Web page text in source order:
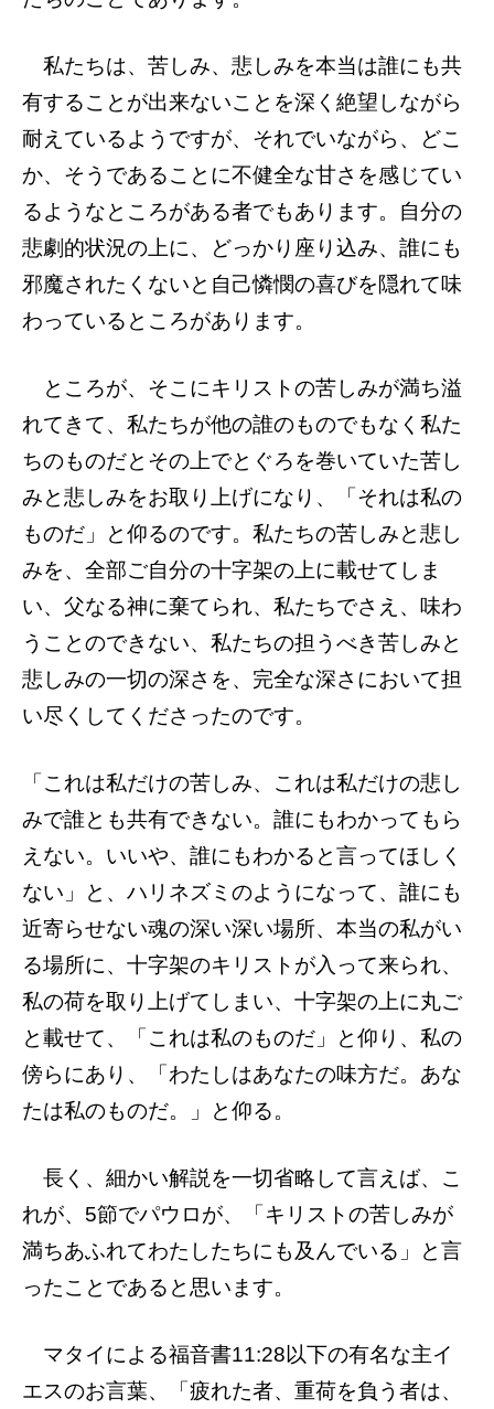
私たちは、苦しみ、悲しみを本当は誰にも共
有することが出来ないことを深く絶望しながら
耐えているようですが、それでいながら、どこ
か、そうであることに不健全な甘さを感じてい
るようなところがある者でもあります。自分の
悲劇的状況の上に、どっかり座り込み、誰にも
邪魔されたくないと自己憐憫の喜びを隠れて味
わっているところがあります。
ところが、そこにキリストの苦しみが満ち溢
れてきて、私たちが他の誰のものでもなく私た
ちのものだとその上でとぐろを巻いていた苦し
みと悲しみをお取り上げになり、「それは私の
ものだ」と仰るのです。私たちの苦しみと悲し
みを、全部ご自分の十字架の上に載せてしま
い、父なる神に棄てられ、私たちでさえ、味わ
うことのできない、私たちの担うべき苦しみと
悲しみの一切の深さを、完全な深さにおいて担
い尽くしてくださったのです。
「これは私だけの苦しみ、これは私だけの悲し
みで誰とも共有できない。誰にもわかってもら
えない。いいや、誰にもわかると言ってほしく
ない」と、ハリネズミのようになって、誰にも
近寄らせない魂の深い深い場所、本当の私がい
る場所に、十字架のキリストが入って来られ、
私の荷を取り上げてしまい、十字架の上に丸ご
と載せて、「これは私のものだ」と仰り、私の
傍らにあり、「わたしはあなたの味方だ。あな
たは私のものだ。」と仰る。
長く、細かい解説を一切省略して言えば、こ
れが、5節でパウロが、「キリストの苦しみが
満ちあふれてわたしたちにも及んでいる」と言
ったことであると思います。
マタイによる福音書11:28以下の有名な主イ
エスのお言葉、「疲れた者、重荷を負う者は、